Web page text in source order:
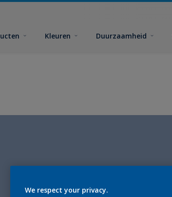
Kleuren Duurzaamheid
We respect your privacy.